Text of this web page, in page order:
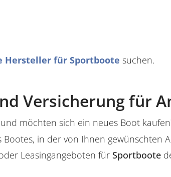
Hersteller für Sportboote suchen.
Versicherung für
und möchten sich ein neues Boot
in der von Ihnen gewünschten
Leasingangeboten für Sportboote